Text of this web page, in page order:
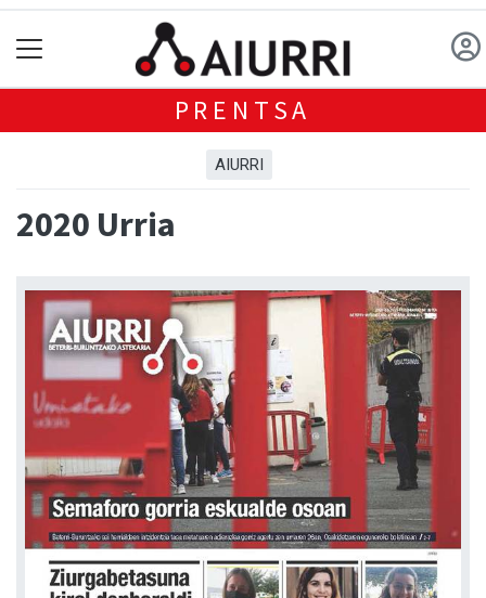
PRENTSA
AIURRI
2020 Urria